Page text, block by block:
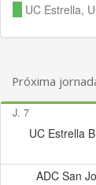
UC Estrella,
Próxima
J. 7
UC Estrella B
ADC San